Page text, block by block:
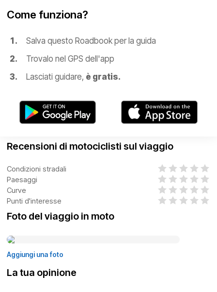
Come funziona?
Salva questo Roadbook per la guida
Trovalo nel GPS dell'app
Lasciati guidare, è gratis.
Recensioni di motociclisti sul viaggio
Condizioni stradali
Paesaggi
Curve
Punti d'interesse
Foto del viaggio in moto
Aggiungi una foto
La tua opinione